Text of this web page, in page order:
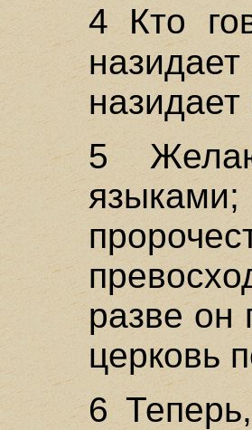
4 Кто
назидает
5
разве он
церковь
6